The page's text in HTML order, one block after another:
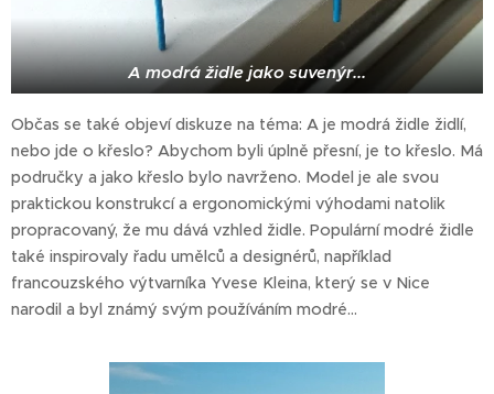
A modrá židle jako suvenýr...
Občas se také objeví diskuze na téma: A je modrá židle židlí,
nebo jde o křeslo? Abychom byli úplně přesní, je to křeslo. Má
područky a jako křeslo bylo navrženo. Model je ale svou
praktickou konstrukcí a ergonomickými výhodami natolik
propracovaný, že mu dává vzhled židle. Populární modré židle
také inspirovaly řadu umělců a designérů, například
francouzského výtvarníka Yvese Kleina, který se v Nice
narodil a byl známý svým používáním modré…